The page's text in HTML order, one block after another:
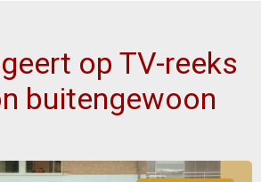
op TV-reeks
buitengewoon